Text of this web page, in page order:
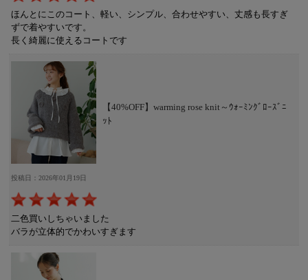
ほんとにこのコート、軽い、シンプル、合わせやすい、丈感も長すぎ
ずで着やすいです。
長く綺麗に使えるコートです
【40%OFF】warming rose knit～ｳｫｰﾐﾝｸﾞﾛｰｽﾞﾆ
ｯﾄ
投稿日：2026年01月19日
二色買いしちゃいました
バラが立体的でかわいすぎます